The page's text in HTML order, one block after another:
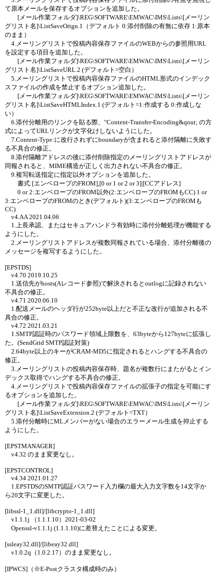
て原本メールを保存するオプションを追加した。
[メール作業フォルダ]\REG\SOFTWARE\EMWAC\IMS\Lists\[メーリン
グリスト名]\ListSaveOrign.1（デフォルト 0:添付削除の有無に依存 1:原本
のまま）
4.メーリングリストで投稿内容保存ファイルのWEBからの参照用URL
を設定する項目を追加した。
[メール作業フォルダ]\REG\SOFTWARE\EMWAC\IMS\Lists\[メーリン
グリスト名]\ListSaveURL.2 (デフォルト=空白）
5.メーリングリストで投稿内容保存ファイルのHTML形式のインデック
スファイルの作成を禁止するオプション追加した。
[メール作業フォルダ]\REG\SOFTWARE\EMWAC\IMS\Lists\[メーリン
グリスト名]\ListSaveHTMLIndex.1 (デフォルト=1:作成する 0:作成しな
い）
6.添付分離用のリンクを貼る際、"Content-Transfer-Encoding&qout; の方
式によってURLリンクが文字化けしないようにした。
7.Content-Type:に改行されずにboundaryが含まれると添付隔離に失敗す
る不具合の修正。
8.添付隔離アドレスの後に添付削除指定のメーリングリストアドレスが
同報されると、MIME構造が正しく出力されない不具合の修正。
9.複写転送指定に指定以外オプションを追加した。
書式:[エンベロープのFROM],[0 or 1 or 2 or 3]|[CCアドレス]
0 or 2:エンベロープのFROM以外(2:エンベロープのFROMもCC) 1 or
3:エンベロープのFROMのとき(デフォルト)(3:エンベロープのFROMも
CC)
v4.AA 2021.04.06
1.上長承認、またはセキュアハンドラ有効時に添付分離処理が機能する
ようにした。
2.メーリングリストアドレスが複数同報されている場合、添付分離後の
メッセージを複写するようにした。
[EPSTDS]
v4.70 2019.10.25
1.送信先がhosts(Aレコード参照)で解決されるとoutlogに記録されない
不具合の修正。
v4.71 2020.06.10
1.配送メールのヘッダ行が252byte以上だと不正な改行が追加される不
具合の修正。
v4.72 2021.03.21
1.SMTP認証時のパスワード領域上限数を、63byteから127byteに拡張し
た。(SendGrid SMTP認証対策)
2.64byte以上のキーがCRAM-MD5に指定されるとハングする不具合の
修正。
3.メーリングリストの投稿内容保存時、題名が複数行にまたがるとイン
デックス取得でハングする不具合の修正。
4.メーリングリストで投稿内容保存ファイルの拡張子の指定を可能にす
るオプションを追加した。
[メール作業フォルダ]\REG\SOFTWARE\EMWAC\IMS\Lists\[メーリン
グリスト名]\ListSaveExtension.2 (デフォルト=TXT）
5.添付分離時にMLメンバーがない場合のエラーメール生成を抑止する
ようにした。
[EPSTMANAGER]
v4.32 のまま変更なし。
[EPSTCONTROL]
v4.34 2021.01.27
1.EPSTDSのSMTP認証パスワード入力欄の最大入力文字数を14文字か
ら20文字に変更した。
[libssl-1_1.dll]/[libcrypto-1_1.dll]
v1.1.1j （1.1.1.10）2021-03-02
Openssl-v1.1.1j (1.1.1.10)に差替えたことによる変更。
[ssleay32.dll]/[libeay32.dll]
v1.0.2q（1.0.2.17）のまま変更なし。
[IPWCS]（※E-Postクラスタ構成時のみ）